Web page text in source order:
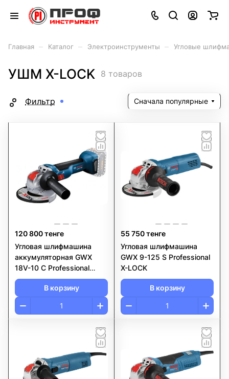
Главная Каталог Электроинструменты Угловые
УШМ X-LOCK 8 товаров
Фильтр Сначала популярные
120 800 тенге
Угловая шлифмашина
аккумуляторная GWX
18V-10 C Professional
BOSCH
В корзину
55 750 тенге
Угловая шлифмашина
GWX 9-125 S Professional
X-LOCK
В корзину